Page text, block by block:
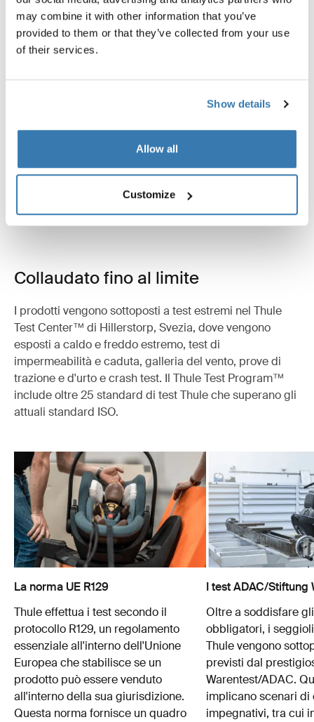
may combine it with other information that you’ve
provided to them or that they’ve collected from your use
of their services.
Show details
Allow all
Customize
Collaudato fino al limite
I prodotti vengono sottoposti a test estremi nel Thule
Test Center™ di Hillerstorp, Svezia, dove vengono
esposti a caldo e freddo estremo, test di
impermeabilità e caduta, galleria del vento, prove di
trazione e d'urto e crash test. Il Thule Test Program™
include oltre 25 standard di test Thule che superano gli
attuali standard ISO.
La norma UE R129
Thule effettua i test secondo il
protocollo R129, un regolamento
essenziale all'interno dell'Unione
Europea che stabilisce se un
prodotto può essere venduto
all'interno della sua giurisdizione.
Questa norma fornisce un quadro
I test ADAC/Stiftung
Oltre a soddisfare
obbligatori, i
Thule vengono
previsti dal
Warentest/ADAC.
implicano scenari di
impegnativi, tra cui